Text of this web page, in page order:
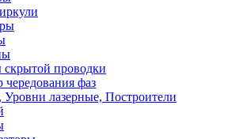
скрытой проводки
чередования фаз
лазерные, Построители